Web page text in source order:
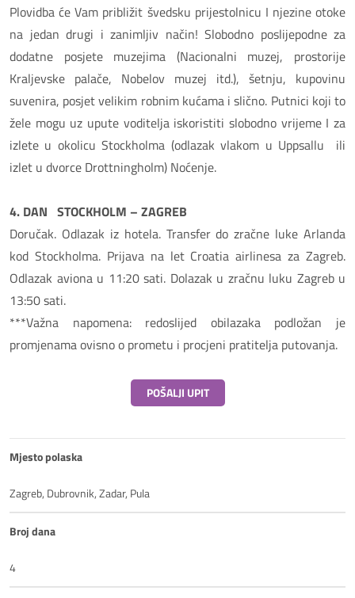
Plovidba će Vam približit švedsku prijestolnicu I njezine otoke
na jedan drugi i zanimljiv način! Slobodno poslijepodne za
dodatne posjete muzejima (Nacionalni muzej, prostorije
Kraljevske palače, Nobelov muzej itd.), šetnju, kupovinu
suvenira, posjet velikim robnim kućama i slično. Putnici koji to
žele mogu uz upute voditelja iskoristiti slobodno vrijeme I za
izlete u okolicu Stockholma (odlazak vlakom u Uppsallu ili
izlet u dvorce Drottningholm) Noćenje.
4. DAN STOCKHOLM – ZAGREB
Doručak. Odlazak iz hotela. Transfer do zračne luke Arlanda
kod Stockholma. Prijava na let Croatia airlinesa za Zagreb.
Odlazak aviona u 11:20 sati. Dolazak u zračnu luku Zagreb u
13:50 sati.
***Važna napomena: redoslijed obilazaka podložan je
promjenama ovisno o prometu i procjeni pratitelja putovanja.
POŠALJI UPIT
Mjesto polaska
Zagreb, Dubrovnik, Zadar, Pula
Broj dana
4